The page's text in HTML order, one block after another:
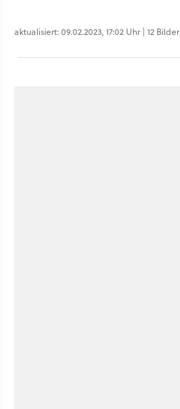
aktualisiert: 09.02.2023, 17:02 Uhr | 12 Bilder